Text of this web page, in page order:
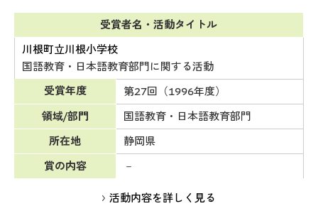
受賞者名・活動タイトル
川根町立川根小学校
国語教育・日本語教育部門に関する活動
受賞年度
第27回（1996年度）
領域/部門
国語教育・日本語教育部門
所在地
静岡県
賞の内容
－
活動内容を詳しく見る